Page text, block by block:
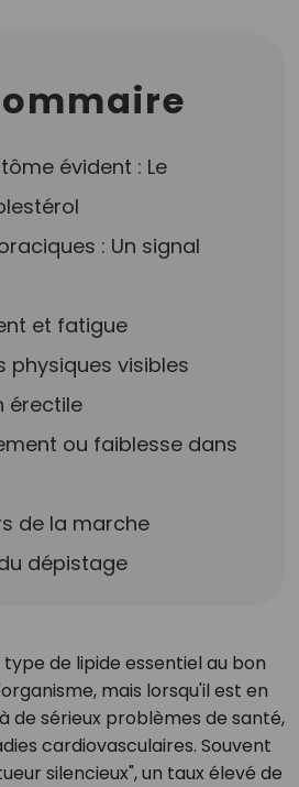
évident : Le
: Un signal
et fatigue
physiques visibles
érectile
ou faiblesse dans
de la marche
dépistage
de lipide essentiel au bon
mais lorsqu'il est en
de sérieux problèmes de santé,
cardiovasculaires. Souvent
silencieux", un taux élevé de